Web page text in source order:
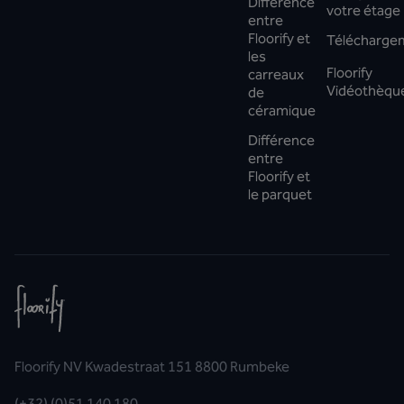
entre
Floorify et
les
carreaux
de
céramique
Différence
entre
Floorify et
le parquet
votre étage
Floorify
Floorify NV Kwadestraat 151 8800 Rumbeke